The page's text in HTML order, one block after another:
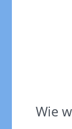
Wie